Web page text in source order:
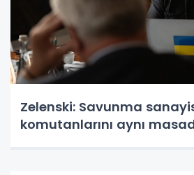
Zelenski: Savunma
komutanlarını aynı